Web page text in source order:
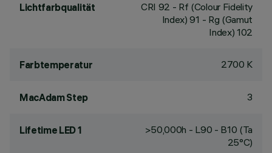
Lichtfarbqualität CRI 92 - Rf (Colour Fidelity
Index) 91 - Rg (Gamut
Index) 102
Farbtemperatur 2700 K
MacAdam Step 3
Lifetime LED 1
>50,000h - L90 - B10 (Ta
25°C)